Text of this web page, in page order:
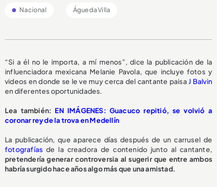
Nacional Águeda Villa
“Si a él no le importa, a mí menos”, dice la publicación de la
influenciadora mexicana Melanie Pavola, que incluye fotos y
videos en donde se le ve muy cerca del cantante paisaJ Balvin
en diferentes oportunidades.
Lea también: EN IMÁGENES: Guacuco repitió, se volvió a
coronar rey de la trova en Medellín
La publicación, que aparece días después de un carrusel de
fotografías de la creadora de contenido junto al cantante,
pretendería generar controversia al sugerir que entre ambos
habría surgido hace años algo más que una amistad.